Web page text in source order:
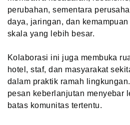
perubahan, sementara
daya, jaringan, dan
skala yang lebih besar.
Kolaborasi ini juga membuka
hotel, staf, dan masyarakat
dalam praktik ramah
pesan keberlanjutan menyebar
batas komunitas tertentu.